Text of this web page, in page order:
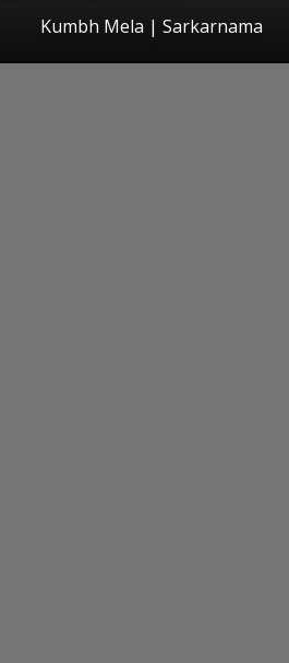
Kumbh Mela | Sarkarnama